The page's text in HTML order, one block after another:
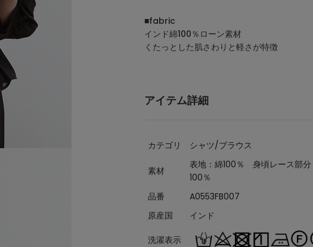
■fabric
インド綿100％ローン素材
くたっとした肌さわりと軽さが特徴
アイテム詳細
カテゴリ シャツ/ブラウス
素材
表地：綿100％ 身頃レース部
100％
品番
A0553FB007
原産国
インド
洗濯表示